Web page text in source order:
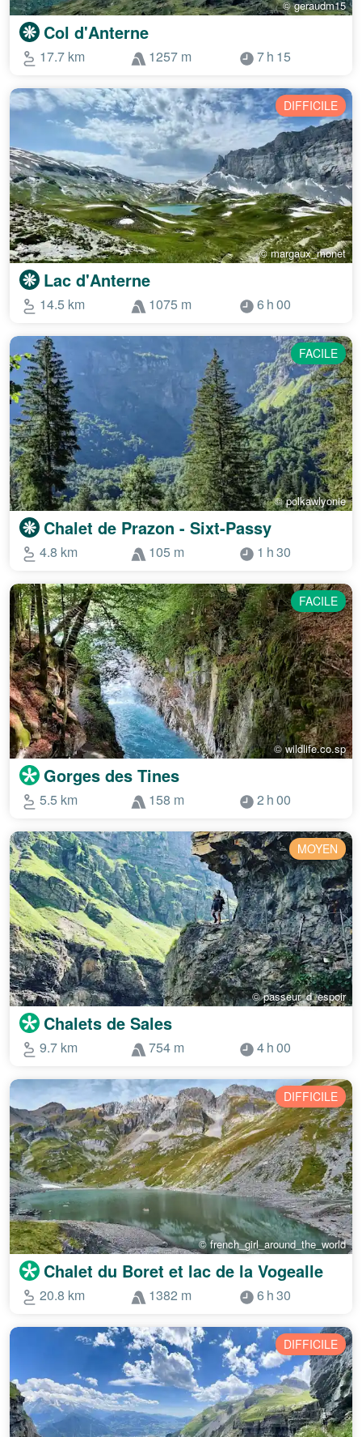
© geraudm15
Col d'Anterne
17.7 km 1257 m 7 h 15
DIFFICILE
© margaux_monet
Lac d'Anterne
14.5 km 1075 m 6 h 00
FACILE
© polkawlyonie
Chalet de Prazon - Sixt-Passy
4.8 km 105 m 1 h 30
FACILE
© wildlife.co.sp
Gorges des Tines
5.5 km 158 m 2 h 00
MOYEN
© passeur_d_espoir
Chalets de Sales
9.7 km 754 m 4 h 00
DIFFICILE
© french_girl_around_the_world
Chalet du Boret et lac de la Vogealle
20.8 km 1382 m 6 h 30
DIFFICILE